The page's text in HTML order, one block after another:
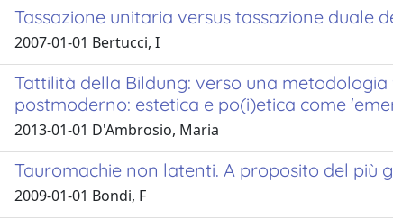
Tassazione unitaria versus tassazione duale
2007-01-01 Bertucci, I
Tattilità della Bildung: verso una
postmoderno: estetica e po(i)etica come
2013-01-01 D'Ambrosio, Maria
Tauromachie non latenti. A proposito del più
2009-01-01 Bondi, F